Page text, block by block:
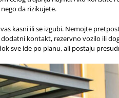
da rizikujete.
kasni ili se izgubi. Nemojte
kontakt, rezervno vozilo ili
sve ide po planu, ali postaju